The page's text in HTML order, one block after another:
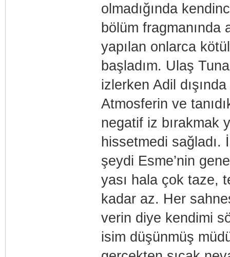
olmadığında
bölüm
yapılan onlarca
başladım. Ulaş
izlerken Adil
Atmosferin ve
negatif iz bırakmak
hissetmedi
şeydi Esme’nin
yası hala çok taze,
kadar az. Her
verin diye kendimi
isim düşünmüş